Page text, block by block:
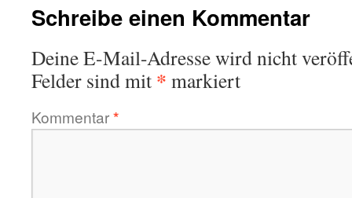
Schreibe einen Kommentar
Deine E-Mail-Adresse wird nicht
Felder sind mit * markiert
Kommentar*